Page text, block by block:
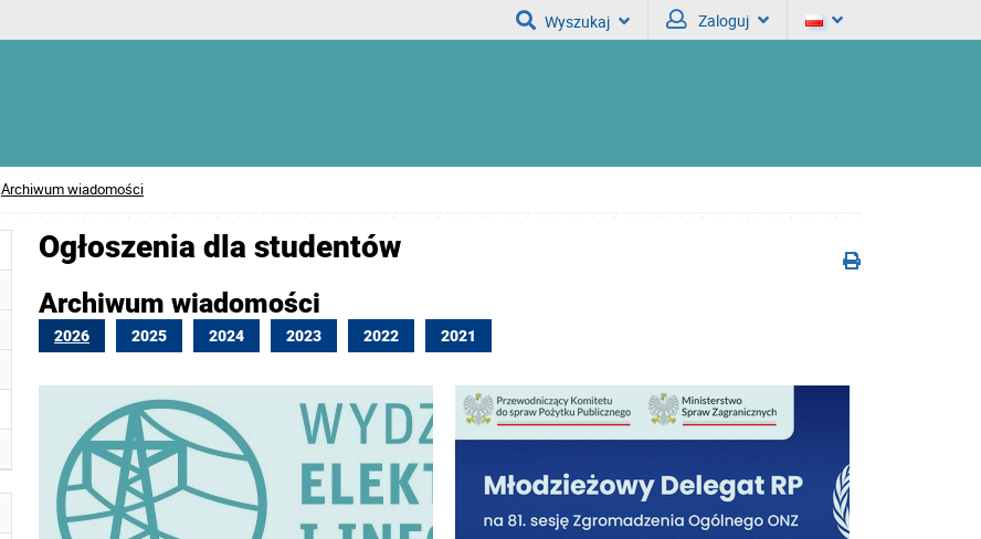
Wyszukaj Zaloguj
Archiwum wiadomości
Ogłoszenia dla studentów
Archiwum wiadomości
2026 2025 2024 2023 2022 2021